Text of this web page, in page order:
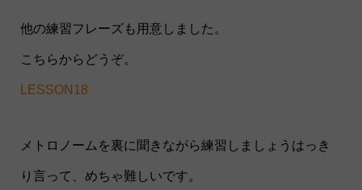
他の練習フレーズも用意しました。
こちらからどうぞ。
LESSON18
メトロノームを裏に聞きながら練習しましょうはっき
り言って、めちゃ難しいです。